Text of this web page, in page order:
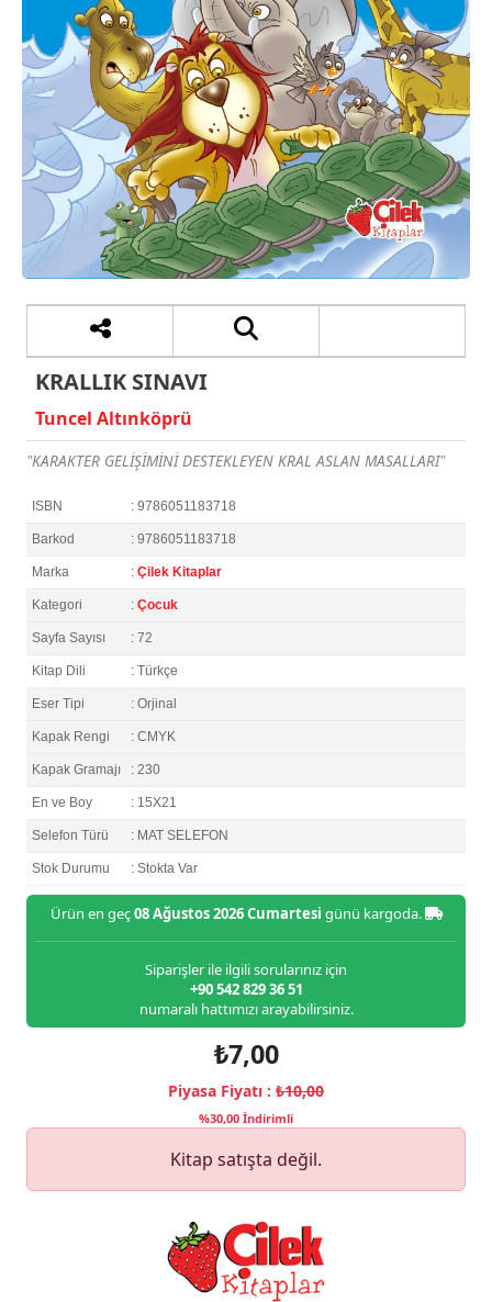
KRALLIK SINAVI
Tuncel Altınköprü
"KARAKTER GELİŞİMİNİ DESTEKLEYEN KRAL ASLAN MASALLARI"
ISBN : 9786051183718
Barkod : 9786051183718
Marka : Çilek Kitaplar
Kategori : Çocuk
Sayfa Sayısı : 72
Kitap Dili : Türkçe
Eser Tipi : Orjinal
Kapak Rengi : CMYK
Kapak Gramajı : 230
En ve Boy : 15X21
Selefon Türü : MAT SELEFON
Stok Durumu : Stokta Var
Ürün en geç08 Ağustos 2026 Cumartesi günü kargoda.
Siparişler ile ilgili sorularınız için
+90 542 829 36 51
numaralı hattımızı arayabilirsiniz.
₺7,00
Piyasa Fiyatı : ₺10,00
%30,00 İndirimli
Kitap satışta değil.